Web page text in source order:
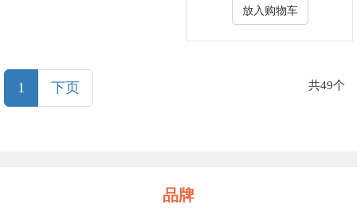
放入购物车
1 (current)
下页 共49个
品牌